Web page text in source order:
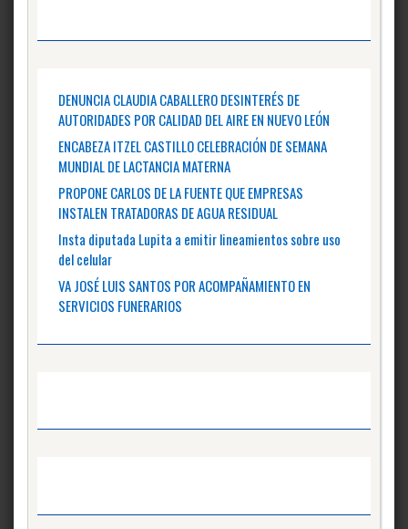
DENUNCIA CLAUDIA CABALLERO DESINTERÉS DE
AUTORIDADES POR CALIDAD DEL AIRE EN NUEVO LEÓN
ENCABEZA ITZEL CASTILLO CELEBRACIÓN DE SEMANA
MUNDIAL DE LACTANCIA MATERNA
PROPONE CARLOS DE LA FUENTE QUE EMPRESAS
INSTALEN TRATADORAS DE AGUA RESIDUAL
Insta diputada Lupita a emitir lineamientos sobre uso
del celular
VA JOSÉ LUIS SANTOS POR ACOMPAÑAMIENTO EN
SERVICIOS FUNERARIOS